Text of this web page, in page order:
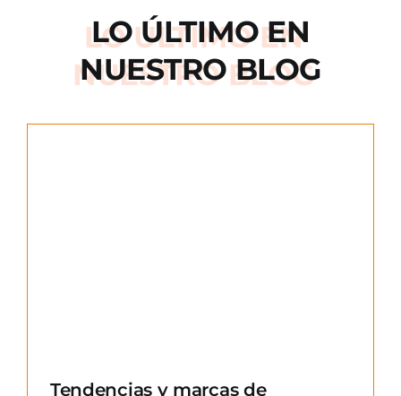
LO ÚLTIMO EN
NUESTRO BLOG
Tendencias y marcas de